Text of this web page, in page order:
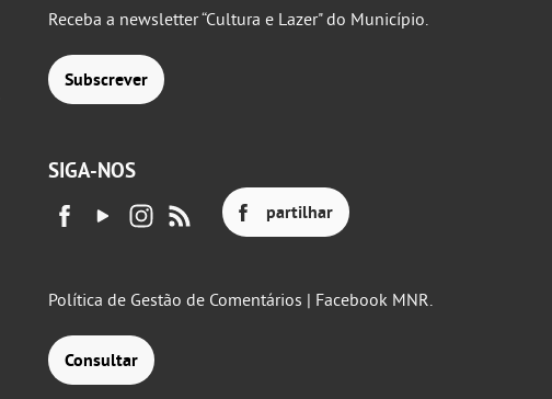
Receba a newsletter “Cultura e Lazer" do Município.
Subscrever
SIGA-NOS
partilhar
Política de Gestão de Comentários | Facebook MNR.
Consultar